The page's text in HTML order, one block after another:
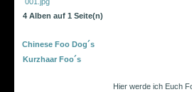
4 Alben auf 1 Seite(n)
Chinese Foo Dog´s
Kurzhaar Foo´s
Hier werde ich Euch